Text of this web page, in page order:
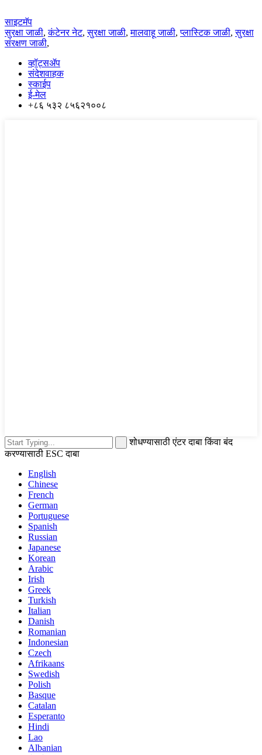
साइटमॅप
सुरक्षा जाळी,कंटेनर नेट,सुरक्षा जाळी,मालवाहू जाळी,प्लास्टिक जाळी,सुरक्षा
संरक्षण जाळी,
व्हॉट्सॲप
संदेशवाहक
स्काईप
ई-मेल
+८६ ५३२ ८५६२१००८
शोधण्यासाठी एंटर दाबा किंवा बंद
करण्यासाठी ESC दाबा
English
Chinese
French
German
Portuguese
Spanish
Russian
Japanese
Korean
Arabic
Irish
Greek
Turkish
Italian
Danish
Romanian
Indonesian
Czech
Afrikaans
Swedish
Polish
Basque
Catalan
Esperanto
Hindi
Lao
Albanian